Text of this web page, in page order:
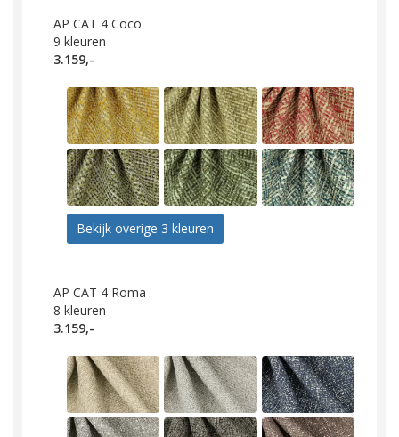
AP CAT 4 Coco
9 kleuren
3.159,-
Bekijk overige 3 kleuren
AP CAT 4 Roma
8 kleuren
3.159,-